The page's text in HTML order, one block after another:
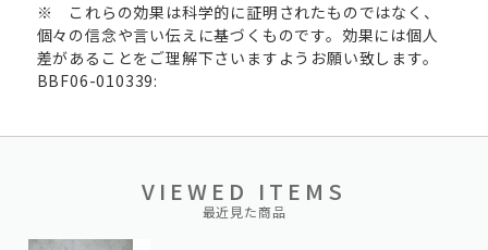
※ これらの効果は科学的に証明されたものではなく、
個々の信念や言い伝えに基づくものです。効果には個人
差があることをご理解下さいますようお願い致します。
BBF06-010339:
VIEWED ITEMS
最近見た商品